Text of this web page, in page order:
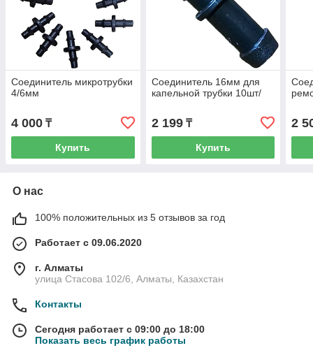
Соединитель микротрубки
4/6мм
4 000 ₸
Купить
Соединитель 16мм для
капельной трубки 10шт/
2 199₸
Купить
2
О нас
100% положительных из 5 отзывов за год
Работает с 09.06.2020
г. Алматы
улица Стасова 102/6, Алматы, Казахстан
Контакты
Сегодня работает с 09:00 до 18:00
Показать весь график работы